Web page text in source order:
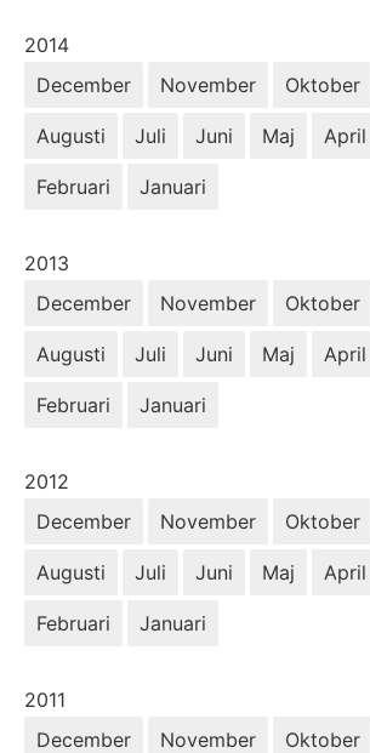
År:
2014
December
November Oktober
Augusti Juli Juni Maj April
Februari Januari
År:
2013
December
November Oktober
Augusti Juli Juni Maj April
Februari Januari
År:
2012
December
November Oktober
Augusti Juli Juni Maj April
Februari Januari
År:
2011
December
November Oktober